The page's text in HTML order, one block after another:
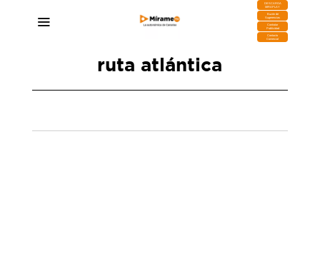
DESCARGA
MIRAPLAY
Buzón de
Sugerencias
Contratar
Publicidad
Contacto
Comercial
ruta atlántica